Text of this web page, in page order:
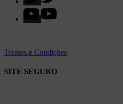
Termos e Condições
SITE SEGURO